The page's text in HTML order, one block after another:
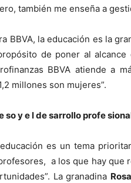
también me enseña a
BBVA, la educación es la
de poner al
BBVA atiende a
millones son mujeres”.
so y e l de sarrollo profe
es un tema
a los que hay que
La granadina